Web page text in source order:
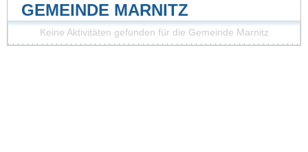
GEMEINDE MARNITZ
Keine Aktivitäten gefunden für die Gemeinde Marnitz